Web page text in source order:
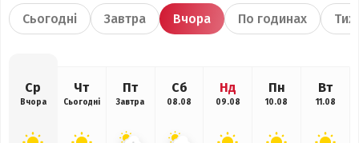
Сьогодні Завтра Вчора По годинах
Ср
Вчора
Чт
Сьогодні
Пт
Завтра
Сб
08.08
Нд
09.08
Пн
10.08
Вт
11.08